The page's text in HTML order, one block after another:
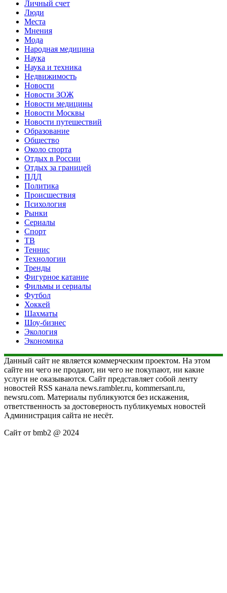
Личный счет
Люди
Места
Мнения
Мода
Народная медицина
Наука
Наука и техника
Недвижимость
Новости
Новости ЗОЖ
Новости медицины
Новости Москвы
Новости путешествий
Образование
Общество
Около спорта
Отдых в России
Отдых за границей
ПДД
Политика
Происшествия
Психология
Рынки
Сериалы
Спорт
ТВ
Теннис
Технологии
Тренды
Фигурное катание
Фильмы и сериалы
Футбол
Хоккей
Шахматы
Шоу-бизнес
Экология
Экономика
Данный сайт не является коммерческим проектом. На этом
сайте ни чего не продают, ни чего не покупают, ни какие
услуги не оказываются. Сайт представляет собой ленту
новостей RSS канала news.rambler.ru, kommersant.ru,
newsru.com. Материалы публикуются без искажения,
ответственность за достоверность публикуемых новостей
Администрация сайта не несёт.
Сайт от bmb2 @ 2024